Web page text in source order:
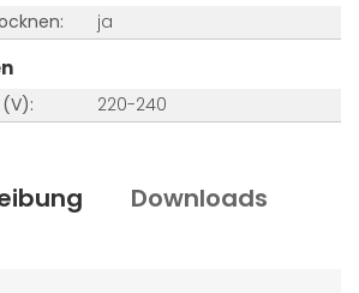
ja
220-240
Downloads